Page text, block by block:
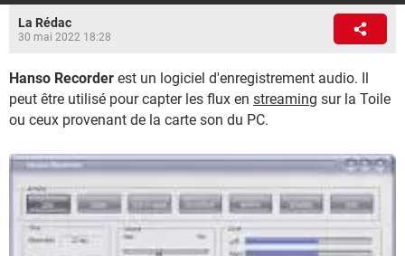
La Rédac
30 mai 2022 18:28
Hanso Recorder est un logiciel d'enregistrement audio. Il
peut être utilisé pour capter les flux en streaming sur la Toile
ou ceux provenant de la carte son du PC.